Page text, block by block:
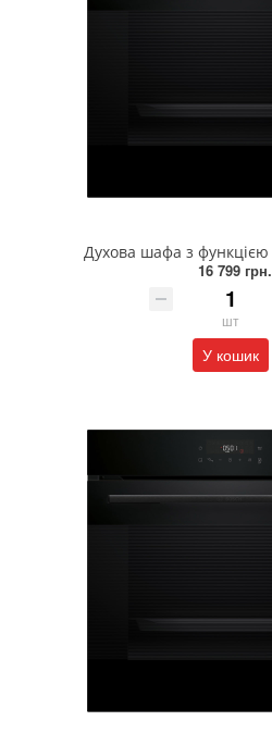
16 799 грн.
шт
У кошик